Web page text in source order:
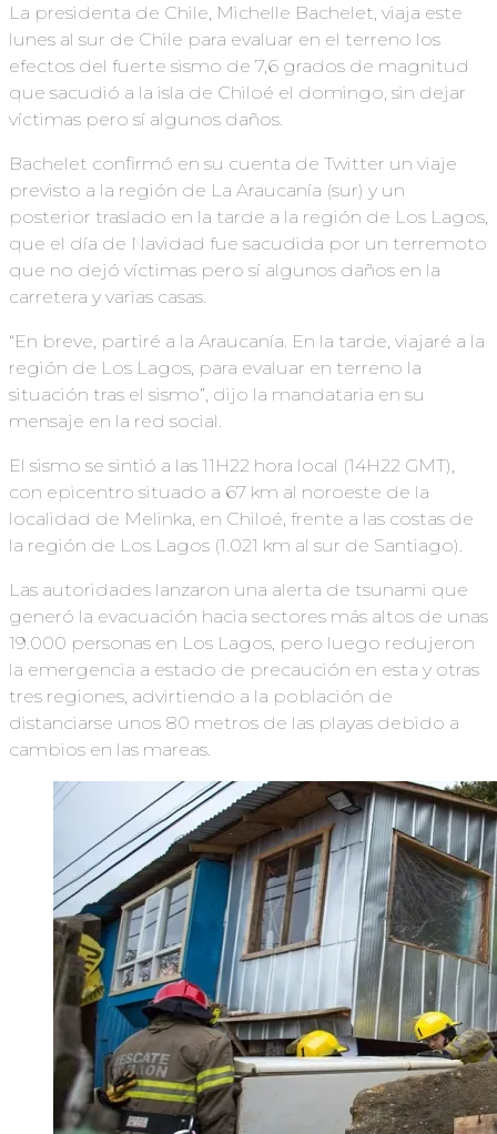
La presidenta de Chile, Michelle Bachelet, viaja este
lunes al sur de Chile para evaluar en el terreno los
efectos del fuerte sismo de 7,6 grados de magnitud
que sacudió a la isla de Chiloé el domingo, sin dejar
víctimas pero sí algunos daños.
Bachelet confirmó en su cuenta de Twitter un viaje
previsto a la región de La Araucanía (sur) y un
posterior traslado en la tarde a la región de Los Lagos,
que el día de Navidad fue sacudida por un terremoto
que no dejó víctimas pero sí algunos daños en la
carretera y varias casas.
“En breve, partiré a la Araucanía. En la tarde, viajaré a la
región de Los Lagos, para evaluar en terreno la
situación tras el sismo”, dijo la mandataria en su
mensaje en la red social.
El sismo se sintió a las 11H22 hora local (14H22 GMT),
con epicentro situado a 67 km al noroeste de la
localidad de Melinka, en Chiloé, frente a las costas de
la región de Los Lagos (1.021 km al sur de Santiago).
Las autoridades lanzaron una alerta de tsunami que
generó la evacuación hacia sectores más altos de unas
19.000 personas en Los Lagos, pero luego redujeron
la emergencia a estado de precaución en esta y otras
tres regiones, advirtiendo a la población de
distanciarse unos 80 metros de las playas debido a
cambios en las mareas.